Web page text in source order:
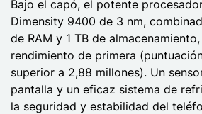
Bajo el capó, el potente
Dimensity 9400 de 3 nm,
de RAM y 1 TB de
rendimiento de primera (puntuación
superior a 2,88 millones). Un
pantalla y un eficaz sistema de
la seguridad y estabilidad del